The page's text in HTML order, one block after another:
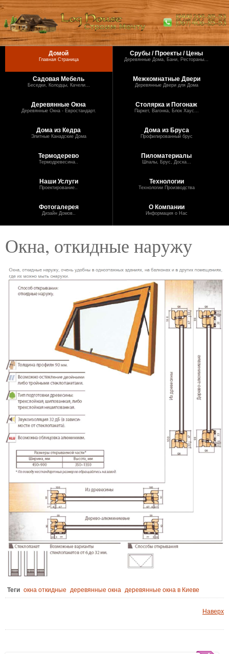
Домой
Главная Страница
Срубы / Проекты / Цены
Деревянные Дома, Бани, Рестораны...
Садовая Мебель
Беседки, Колодцы, Качели...
Межкомнатные Двери
Деревянные Двери для Дома
Деревянные Окна
Деревянные Окна - Евростандарт.
Столярка и Погонаж
Паркет, Вагонка, Блок Хаус...
Дома из Кедра
Элитные Канадские Дома
Дома из Бруса
Профилированный брус
Термодерево
Термодревесина..
Пиломатериалы
Шпалы, Брус, Доска...
Наши Услуги
Проектирование..
Технологии
Технологии Производства
Фотогалерея
Дизайн Домов..
О Компании
Информация о Нас
Окна, откидные наружу
Теги окна откидные деревянные окна деревянные окна в Киеве
Наверх